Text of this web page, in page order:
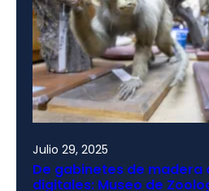
Julio 29, 2025
De gabinetes de madera
digitales: Museo de